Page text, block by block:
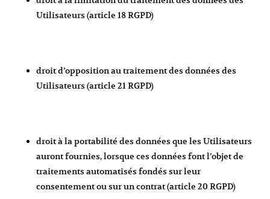
Utilisateurs (article 18 RGPD)
droit d’opposition au traitement des données des
Utilisateurs (article 21 RGPD)
droit à la portabilité des données que les Utilisateurs
auront fournies, lorsque ces données font l’objet de
traitements automatisés fondés sur leur
consentement ou sur un contrat (article 20 RGPD)